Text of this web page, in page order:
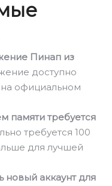
Пинап из
доступно
официальном
памяти требуется
требуется 100
для лучшей
новый аккаунт для